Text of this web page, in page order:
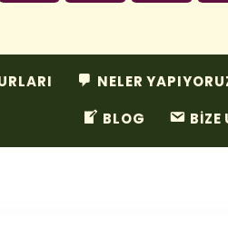
NELER
BLOG
BİZE